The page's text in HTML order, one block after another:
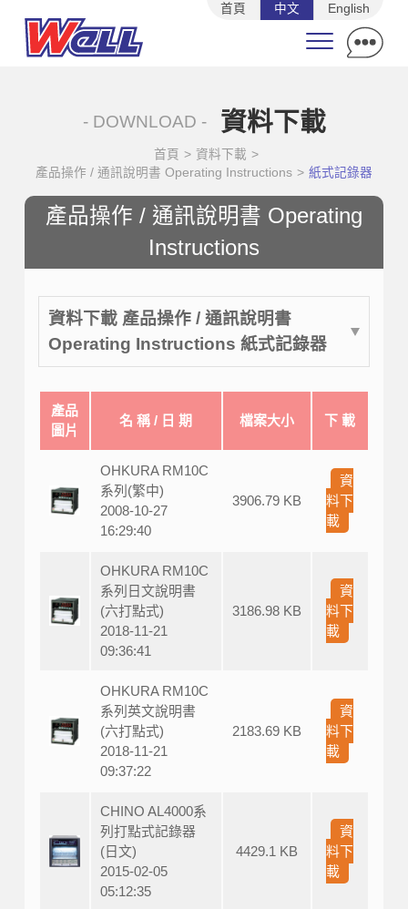
首頁 中文 English
- DOWNLOAD - 資料下載
首頁 > 資料下載 >
產品操作 / 通訊說明書 Operating Instructions > 紙式記錄器
產品操作 / 通訊說明書 Operating
Instructions
資料下載 產品操作 / 通訊說明書
Operating Instructions 紙式記錄器
產品
圖片
名 稱 / 日 期 檔案大小 下 載
OHKURA RM10C
系列(繁中)
2008-10-27
16:29:40
3906.79 KB
資
料下
載
OHKURA RM10C
系列日文說明書
(六打點式)
2018-11-21
09:36:41
3186.98 KB
資
料下
載
OHKURA RM10C
系列英文說明書
(六打點式)
2018-11-21
09:37:22
2183.69 KB
資
料下
載
CHINO AL4000系
列打點式記錄器
(日文)
2015-02-05
05:12:35
4429.1 KB
資
料下
載